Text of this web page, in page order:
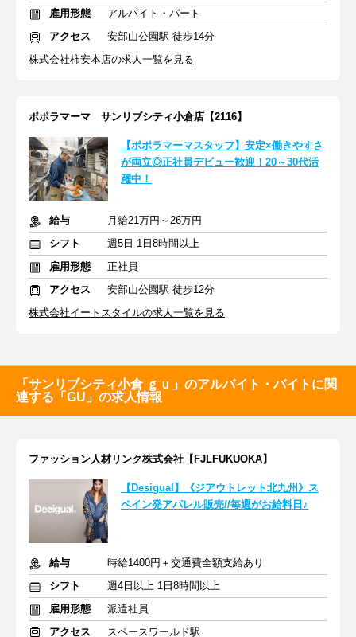
雇用形態
アルバイト・パート
アクセス
安部山公園駅 徒歩14分
株式会社柿安本店の求人一覧を見る
ポポラマーマ サンリブシティ小倉店【2116】
【ポポラマーマスタッフ】安定×働きやすさ
が両立◎正社員デビュー歓迎！20～30代活
躍中！
給与
月給21万円～26万円
シフト
週5日 1日8時間以上
雇用形態
正社員
アクセス
安部山公園駅 徒歩12分
株式会社イートスタイルの求人一覧を見る
「サンリブシティ小倉 ｇｕ」のアルバイト・バイトに関
連する「GU」の求人情報
ファッション人材リンク株式会社【FJLFUKUOKA】
【Desigual】《ジアウトレット北九州》ス
ペイン発アパレル販売//毎週がお給料日♪
給与
時給1400円＋交通費全額支給あり
シフト
週4日以上 1日8時間以上
雇用形態
派遣社員
アクセス
スペースワールド駅